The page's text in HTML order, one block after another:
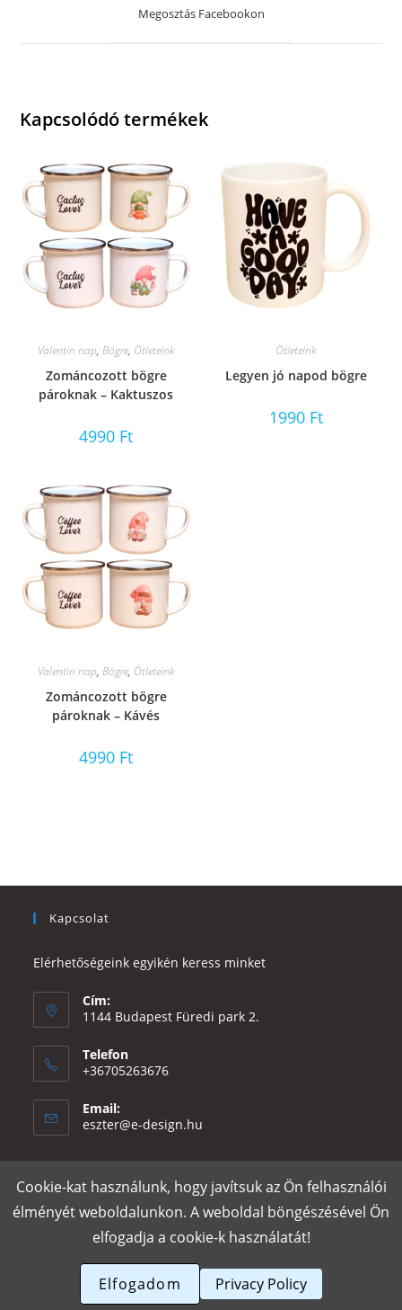
a
Megosztás Facebookon
Kapcsolódó termékek
Valentin nap, Bögre, Ötleteink
Zománcozott bögre
pároknak – Kaktuszos
4990 Ft
Ötleteink
Legyen jó napod bögre
1990 Ft
Valentin nap, Bögre, Ötleteink
Zománcozott bögre
pároknak – Kávés
4990 Ft
Kapcsolat
Elérhetőségeink egyikén keress minket
Cím:
1144 Budapest Füredi park 2.
Telefon
+36705263676
Email:
eszter@e-design.hu
Rólunk Szállítás és fizetés Adatvédelmi tájékoztató
ÁSZF
Póló nyomtatás
Cookie-kat használunk, hogy javítsuk az Ön felhasználói
élményét weboldalunkon. A weboldal böngészésével Ön
elfogadja a cookie-k használatát!
Elfogadom Privacy Policy